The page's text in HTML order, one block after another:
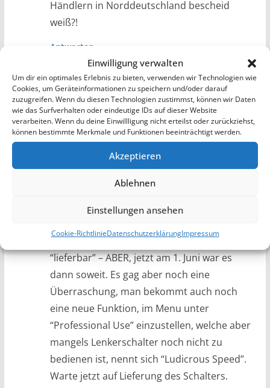
Einwilligung verwalten
Um dir ein optimales Erlebnis zu bieten, verwenden wir Technologien wie
Cookies, um Geräteinformationen zu speichern und/oder darauf
zuzugreifen. Wenn du diesen Technologien zustimmst, können wir Daten
wie das Surfverhalten oder eindeutige IDs auf dieser Website
verarbeiten. Wenn du deine Einwillligung nicht erteilst oder zurückziehst,
können bestimmte Merkmale und Funktionen beeinträchtigt werden.
Akzeptieren
Ablehnen
Einstellungen ansehen
Cookie-RichtlinieDatenschutzerklärungImpressum
Händlern in Norddeutschland bescheid
weiß?!
Antworten
MarcBeitragsautor
18. Juni 2021 um 16:10 Uhr Permalink
Schau bitte einmal auf das Datum!!!
das Update war KTM typisch noch nicht
“lieferbar” – ABER, jetzt am 1. Juni war es
dann soweit. Es gag aber noch eine
Überraschung, man bekommt auch noch
eine neue Funktion, im Menu unter
“Professional Use” einzustellen, welche aber
mangels Lenkerschalter noch nicht zu
bedienen ist, nennt sich “Ludicrous Speed”.
Warte jetzt auf Lieferung des Schalters.